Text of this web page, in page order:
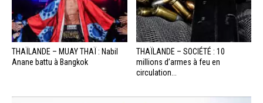
THAÏLANDE – MUAY THAÏ : Nabil
Anane battu à Bangkok
THAÏLANDE – SOCIÉTÉ : 10
millions d’armes à feu en
circulation...